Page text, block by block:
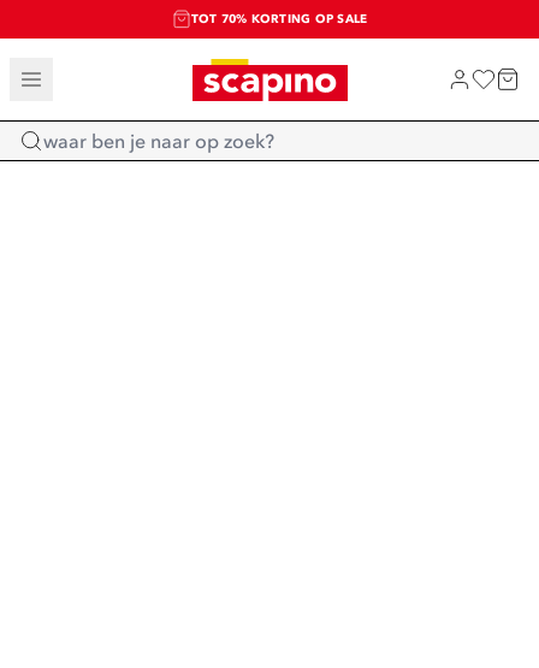
TOT 70% KORTING OP SALE
SALE: LAATSTE KANS!
SHOP NIEUW
Home